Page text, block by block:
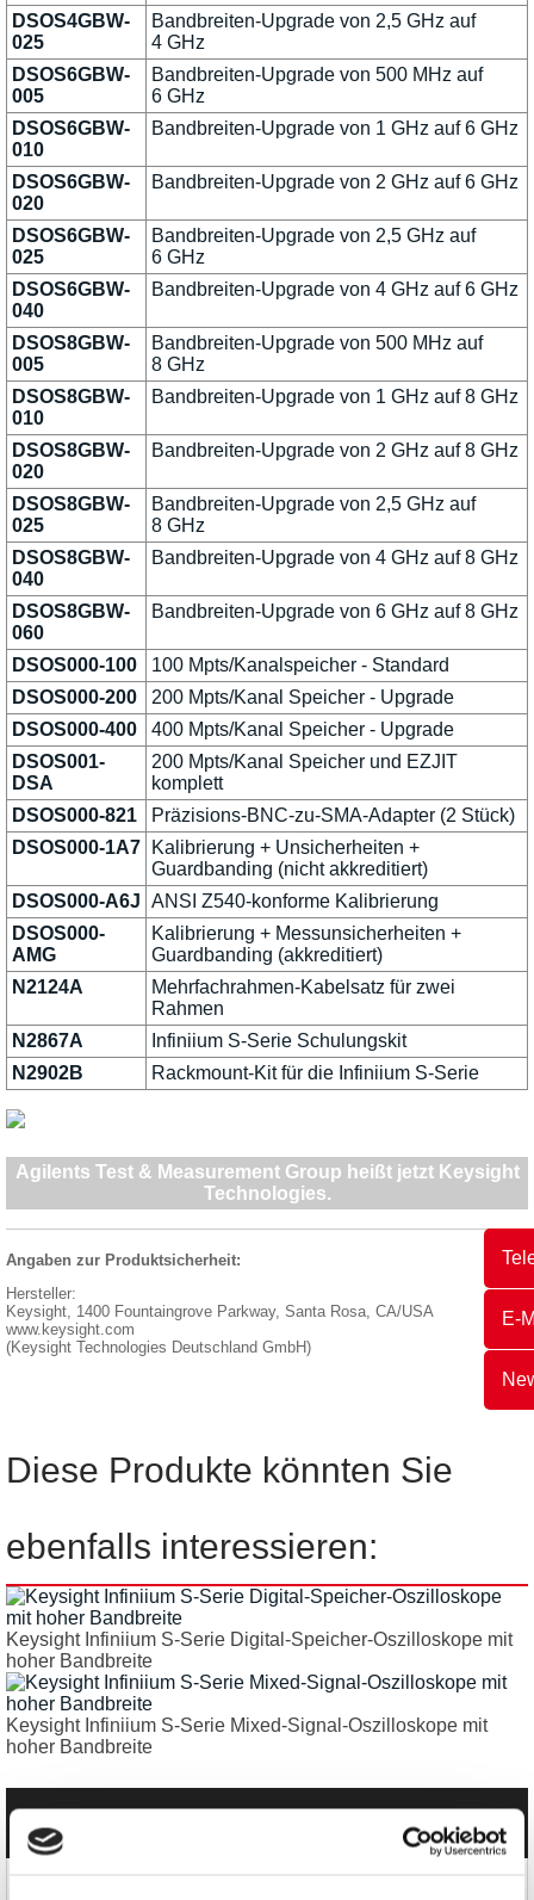
E-
DSOS4GBW-
025
Bandbreiten-Upgrade von 2,5 GHz auf
4 GHz
DSOS6GBW-
005
Bandbreiten-Upgrade von 500 MHz auf
6 GHz
DSOS6GBW-
010
Bandbreiten-Upgrade von 1 GHz auf 6 GHz
DSOS6GBW-
020
Bandbreiten-Upgrade von 2 GHz auf 6 GHz
DSOS6GBW-
025
Bandbreiten-Upgrade von 2,5 GHz auf
6 GHz
DSOS6GBW-
040
Bandbreiten-Upgrade von 4 GHz auf 6 GHz
DSOS8GBW-
005
Bandbreiten-Upgrade von 500 MHz auf
8 GHz
DSOS8GBW-
010
Bandbreiten-Upgrade von 1 GHz auf 8 GHz
DSOS8GBW-
020
Bandbreiten-Upgrade von 2 GHz auf 8 GHz
DSOS8GBW-
025
Bandbreiten-Upgrade von 2,5 GHz auf
8 GHz
DSOS8GBW-
040
Bandbreiten-Upgrade von 4 GHz auf 8 GHz
DSOS8GBW-
060
Bandbreiten-Upgrade von 6 GHz auf 8 GHz
DSOS000-100
100 Mpts/Kanalspeicher - Standard
DSOS000-200
200 Mpts/Kanal Speicher - Upgrade
DSOS000-400
400 Mpts/Kanal Speicher - Upgrade
DSOS001-
DSA
200 Mpts/Kanal Speicher und EZJIT
komplett
DSOS000-821
Präzisions-BNC-zu-SMA-Adapter (2 Stück)
DSOS000-1A7
Kalibrierung + Unsicherheiten +
Guardbanding (nicht akkreditiert)
DSOS000-A6J ANSI Z540-konforme Kalibrierung
DSOS000-
AMG
Kalibrierung + Messunsicherheiten +
Guardbanding (akkreditiert)
N2124A
Mehrfachrahmen-Kabelsatz für zwei
Rahmen
N2867A
Infiniium S-Serie Schulungskit
N2902B
Rackmount-Kit für die Infiniium S-Serie
Agilents Test & Measurement Group heißt jetzt Keysight
Technologies.
Angaben zur Produktsicherheit:
Hersteller:
Keysight, 1400 Fountaingrove Parkway, Santa Rosa, CA/USA
www.keysight.com
(Keysight Technologies Deutschland GmbH)
Diese Produkte könnten Sie
ebenfalls interessieren:
Keysight Infiniium S-Serie Digital-Speicher-Oszilloskope mit
hoher Bandbreite
Keysight Infiniium S-Serie Mixed-Signal-Oszilloskope mit
hoher Bandbreite
Kategorien